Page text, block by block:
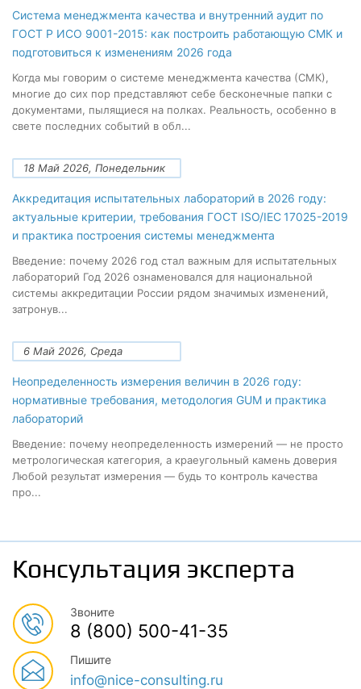
Система менеджмента качества и внутренний аудит по
ГОСТ Р ИСО 9001-2015: как построить работающую СМК и
подготовиться к изменениям 2026 года
Когда мы говорим о системе менеджмента качества (СМК),
многие до сих пор представляют себе бесконечные папки с
документами, пылящиеся на полках. Реальность, особенно в
свете последних событий в обл...
18 Май 2026, Понедельник
Аккредитация испытательных лабораторий в 2026 году:
актуальные критерии, требования ГОСТ ISO/IEC 17025-2019
и практика построения системы менеджмента
Введение: почему 2026 год стал важным для испытательных
лабораторий Год 2026 ознаменовался для национальной
системы аккредитации России рядом значимых изменений,
затронув...
6 Май 2026, Среда
Неопределенность измерения величин в 2026 году:
нормативные требования, методология GUM и практика
лабораторий
Введение: почему неопределенность измерений — не просто
метрологическая категория, а краеугольный камень доверия
Любой результат измерения — будь то контроль качества
про...
Консультация эксперта
Звоните
8 (800) 500-41-35
Пишите
info@nice-consulting.ru